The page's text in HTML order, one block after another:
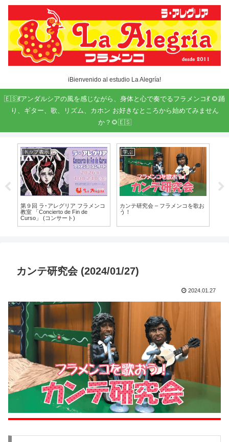
iBienvenido al estudio La Alegría!
🇪🇸💃アンダルシアの風を感じながら、身体と心で奏でるフラメンコ💃 🌻踊
り、ギター、歌、リズム、カホン お好きなところから始めてみません
か？🌻🇪🇸
トップ表示
第９回 ラ･アレグリア フラメンコ
教室 「Concierto de Fin de
Curso」 (コンサート)
学ぶ
カンテ研究会 – フラメンコを歌お
う！
カンテ研究会 (2024/01/27)
2024.01.27